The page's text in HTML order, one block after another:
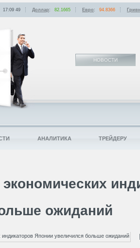
ожиданий
НОВОСТИ
17:09 49 Доллар: 82.1665 Евро: 94.8366
АНАЛИТИКА ТРЕЙДЕРУ